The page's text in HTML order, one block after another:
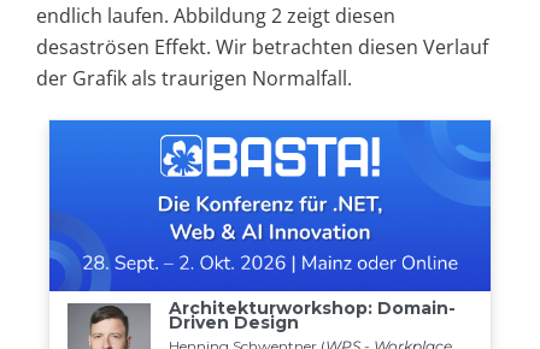
endlich laufen. Abbildung 2 zeigt diesen
desaströsen Effekt. Wir betrachten diesen Verlauf
der Grafik als traurigen Normalfall.